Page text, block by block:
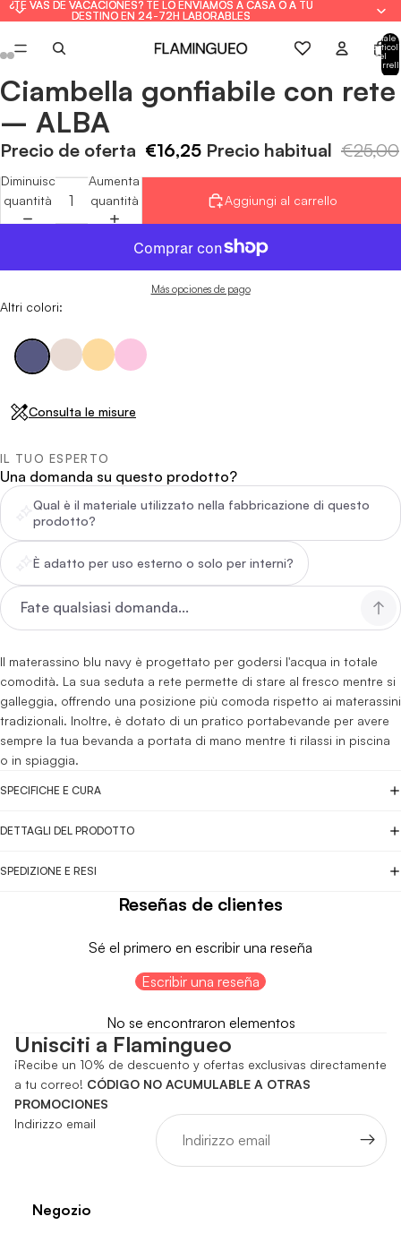
¿TE VAS DE VACACIONES? TE LO ENVIAMOS A CASA O A TU
DESTINO EN 24-72H LABORABLES
¿TE VAS DE VACACIONES? TE LO ENVIAMOS A CASA O A TU
DESTINO EN 24-72H LABORABLES
Totale
articoli
nel
Apri
immagine
a
schermo
Apri
immagine
a
schermo
Apri
immagine
a
schermo
Apri
immagine
a
schermo
Apri
immagine
a
schermo
Apri
immagine
a
schermo
Ciambella gonfiabile con rete
– ALBA
Precio de oferta €16,25 Precio habitual €25,00
Diminuisci
quantità
Aumenta
quantità
Aggiungi al carrello
Más opciones de pago
Altri colori:
Consulta le misure
IL TUO ESPERTO
Una domanda su questo prodotto?
Qual è il materiale utilizzato nella fabbricazione di questo
prodotto?
È adatto per uso esterno o solo per interni?
Il materassino blu navy è progettato per godersi l'acqua in totale
comodità. La sua seduta a rete permette di stare al fresco mentre si
galleggia, offrendo una posizione più comoda rispetto ai materassini
tradizionali. Inoltre, è dotato di un pratico portabevande per avere
sempre la tua bevanda a portata di mano mentre ti rilassi in piscina
o in spiaggia.
SPECIFICHE E CURA
DETTAGLI DEL PRODOTTO
SPEDIZIONE E RESI
Reseñas de clientes
Sé el primero en escribir una reseña
Escribir una reseña
No se encontraron elementos
Unisciti a Flamingueo
¡Recibe un 10% de descuento y ofertas exclusivas directamente
a tu correo! CÓDIGO NO ACUMULABLE A OTRAS
PROMOCIONES
Indirizzo email
Negozio